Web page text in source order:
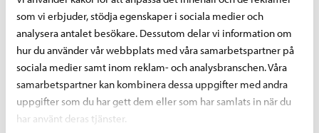
som vi erbjuder, stödja egenskaper i sociala medier och
analysera antalet besökare. Dessutom delar vi information om
hur du använder vår webbplats med våra samarbetspartner på
sociala medier samt inom reklam- och analysbranschen. Våra
samarbetspartner kan kombinera dessa uppgifter med andra
uppgifter som du har gett dem eller som har samlats in när du
har använt deras tjänster.
Borgå vatten -07.07.2026
Bräddningar vid pumpstationer på grund av
störtregn 4. – 5.7.2026